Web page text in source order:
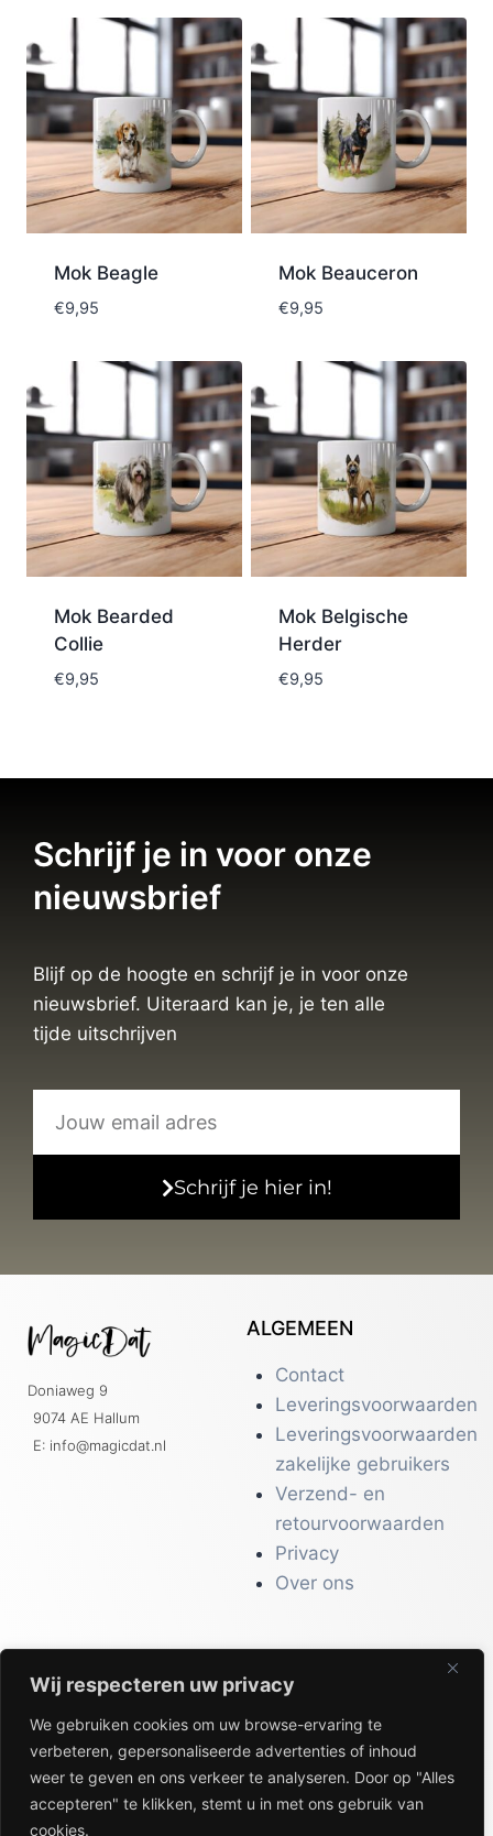
Wij respecteren uw privacy
We gebruiken cookies om uw browse-ervaring te
verbeteren, gepersonaliseerde advertenties of inhoud
weer te geven en ons verkeer te analyseren. Door op "Alles
accepteren" te klikken, stemt u in met ons gebruik van
cookies.
Mok Beagle
€9,95
Mok Beauceron
€9,95
Mok Bearded
Collie
€9,95
Mok Belgische
Herder
€9,95
Schrijf je in voor onze
nieuwsbrief
Blijf op de hoogte en schrijf je in voor onze
nieuwsbrief. Uiteraard kan je, je ten alle
tijde uitschrijven
Schrijf je hier in!
Doniaweg 9
9074 AE Hallum
E: info@magicdat.nl
ALGEMEEN
Contact
Leveringsvoorwaarden
Leveringsvoorwaarden
zakelijke gebruikers
Verzend- en
retourvoorwaarden
Privacy
Over ons
CATALOGI
Workwear &
Veiligheid
Kantoor & Receptie
Gezondheid & Beauty